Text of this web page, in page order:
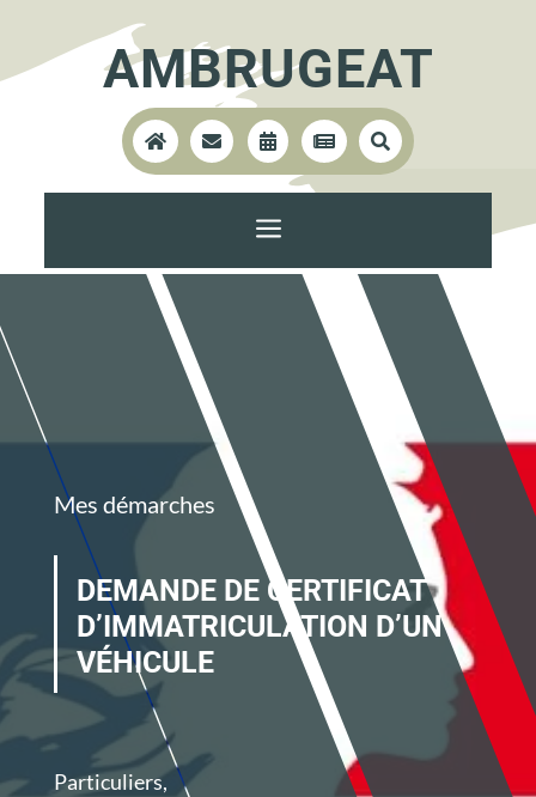
AMBRUGEAT
    
a
Mes démarches
DEMANDE DE CERTIFICAT
D’IMMATRICULATION D’UN
VÉHICULE
Particuliers,